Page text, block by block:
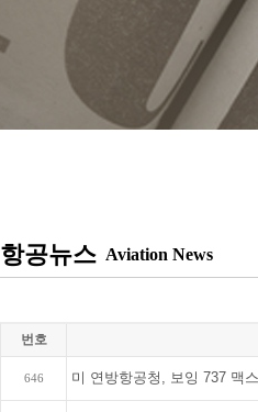
항공뉴스 Aviation News
번호
646 미 연방항공청, 보잉 737 맥